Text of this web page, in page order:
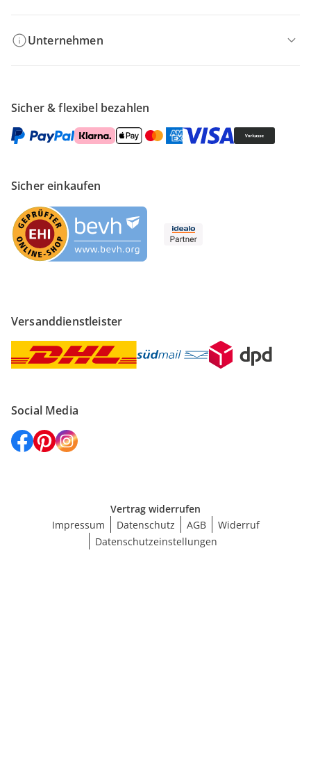
Unternehmen
Sicher & flexibel bezahlen
Sicher einkaufen
Versanddienstleister
Social Media
Vertrag widerrufen
Impressum
Datenschutz AGB
Widerruf
Datenschutzeinstellungen